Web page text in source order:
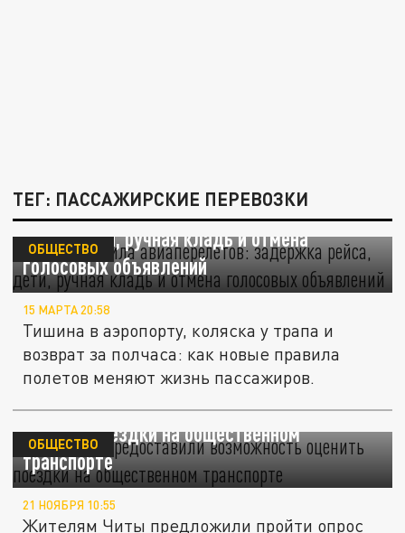
ТЕГ: ПАССАЖИРСКИЕ ПЕРЕВОЗКИ
Новые правила авиаперелетов: задержка
рейса, дети, ручная кладь и отмена
голосовых объявлений
ОБЩЕСТВО
15 МАРТА 20:58
Тишина в аэропорту, коляска у трапа и
возврат за полчаса: как новые правила
полетов меняют жизнь пассажиров.
Читинцам предоставили возможность
оценить поездки на общественном
транспорте
ОБЩЕСТВО
21 НОЯБРЯ 10:55
Жителям Читы предложили пройти опрос